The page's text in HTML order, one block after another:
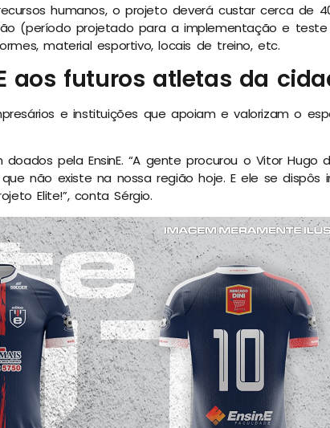
humanos, o projeto deverá custar cerca de
(período projetado para a implementação e
material esportivo, locais de treino, etc.
aos futuros atletas da
e instituições que apoiam e valorizam o
pela EnsinE. “A gente procurou o Vitor Hugo
não existe na nossa região hoje. E ele se dispôs
Elite!”, conta Sérgio.